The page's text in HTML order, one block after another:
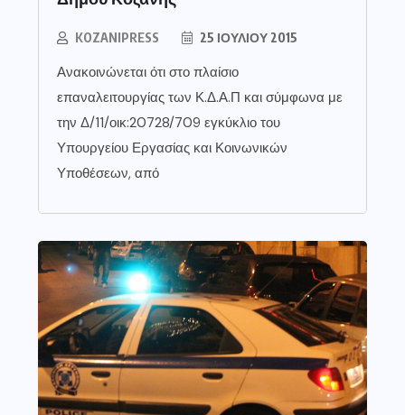
KOZANIPRESS 25 ΙΟΥΛΊΟΥ 2015
Ανακοινώνεται ότι στο πλαίσιο
επαναλειτουργίας των Κ.Δ.Α.Π και σύμφωνα με
την Δ/11/οικ:20728/709 εγκύκλιο του
Υπουργείου Εργασίας και Κοινωνικών
Υποθέσεων, από